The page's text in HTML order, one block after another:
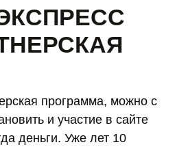
программа, можно с
и участие в сайте
деньги. Уже лет 10